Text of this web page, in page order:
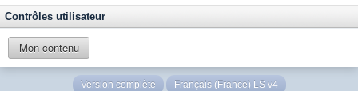
Contrôles utilisateur
Mon contenu
Version complète Français (France) LS v4